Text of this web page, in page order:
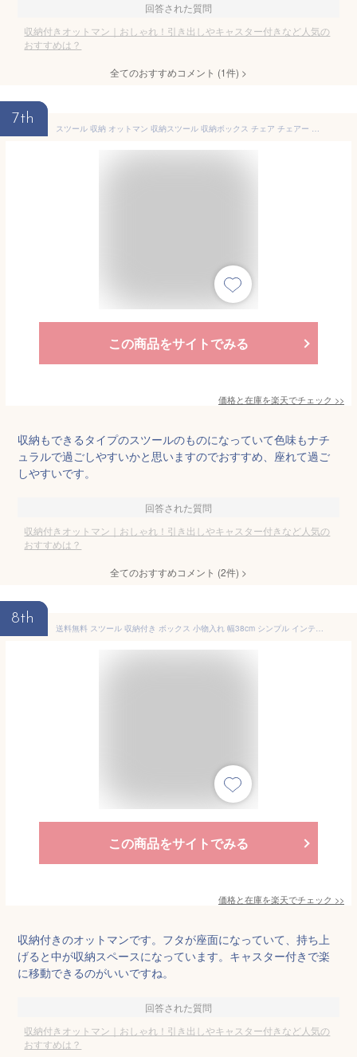
回答された質問
収納付きオットマン｜おしゃれ！引き出しやキャスター付きなど人気の
おすすめは？
全てのおすすめコメント (1件) >
7th
スツール 収納 オットマン 収納スツール 収納ボックス チェア チェアー 収納付き 収納ボックス メイクボックス 収納ベンチ ボックス収納 おしゃれ 子供 座れる 玄関 おもちゃ箱 収納チェア【送料無料】
この商品をサイトでみる
価格と在庫を楽天でチェック >>
収納もできるタイプのスツールのものになっていて色味もナチ
ュラルで過ごしやすいかと思いますのでおすすめ、座れて過ご
しやすいです。
回答された質問
収納付きオットマン｜おしゃれ！引き出しやキャスター付きなど人気の
おすすめは？
全てのおすすめコメント (2件) >
8th
送料無料 スツール 収納付き ボックス 小物入れ 幅38cm シンプル インテリア おしゃれ かわいい オットマン 椅子 ボックススツール 折りたたみ 折り畳み ベルク フォールディングスツール チェアー おもちゃ 収納ボックス 脚置き 玄関 リビング キャスター付き
この商品をサイトでみる
価格と在庫を楽天でチェック >>
収納付きのオットマンです。フタが座面になっていて、持ち上
げると中が収納スペースになっています。キャスター付きで楽
に移動できるのがいいですね。
回答された質問
収納付きオットマン｜おしゃれ！引き出しやキャスター付きなど人気の
おすすめは？